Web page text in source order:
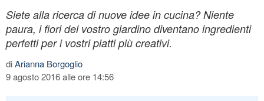
Siete alla ricerca di nuove idee in cucina? Niente
paura, i fiori del vostro giardino diventano ingredienti
perfetti per i vostri piatti più creativi.
diArianna Borgoglio
9 agosto 2016 alle ore 14:56